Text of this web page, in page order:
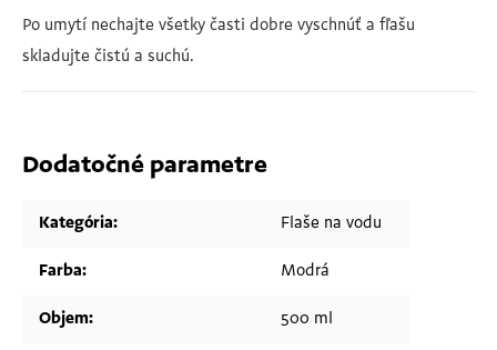
Po umytí nechajte všetky časti dobre vyschnúť a fľašu
skladujte čistú a suchú.
Dodatočné parametre
Kategória: Flaše na vodu
Farba: Modrá
Objem: 500 ml